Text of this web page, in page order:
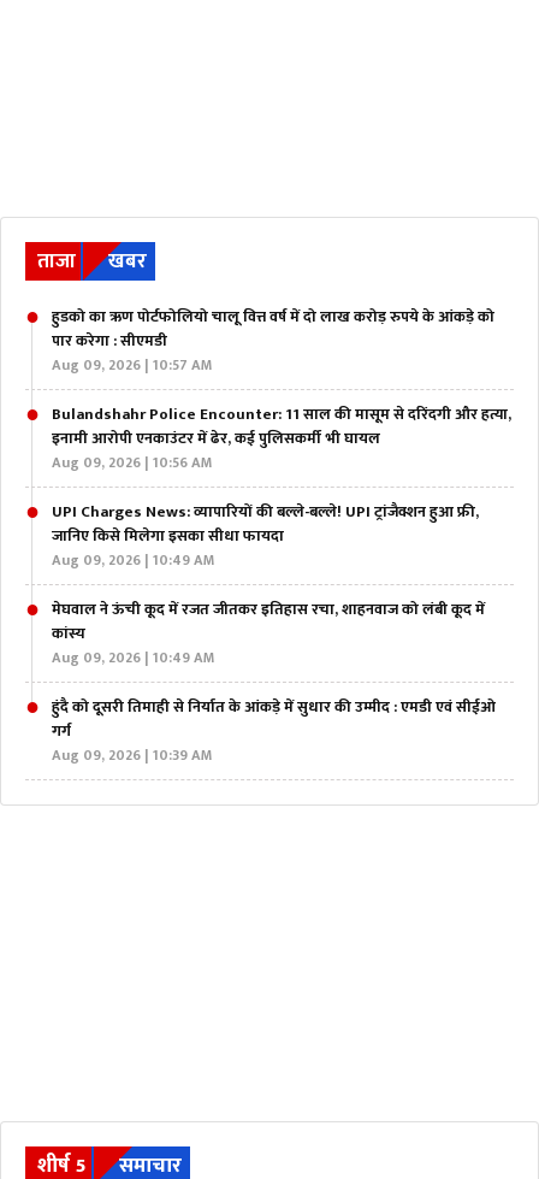
ताजा खबर
हुडको का ऋण पोर्टफोलियो चालू वित्त वर्ष में दो लाख करोड़ रुपये के आंकड़े को
पार करेगा : सीएमडी
Aug 09, 2026 | 10:57 AM
Bulandshahr Police Encounter: 11 साल की मासूम से दरिंदगी और हत्या,
इनामी आरोपी एनकाउंटर में ढेर, कई पुलिसकर्मी भी घायल
Aug 09, 2026 | 10:56 AM
UPI Charges News: व्यापारियों की बल्ले-बल्ले! UPI ट्रांजैक्शन हुआ फ्री,
जानिए किसे मिलेगा इसका सीधा फायदा
Aug 09, 2026 | 10:49 AM
मेघवाल ने ऊंची कूद में रजत जीतकर इतिहास रचा, शाहनवाज को लंबी कूद में
कांस्य
Aug 09, 2026 | 10:49 AM
हुंदै को दूसरी तिमाही से निर्यात के आंकड़े में सुधार की उम्मीद : एमडी एवं सीईओ
गर्ग
Aug 09, 2026 | 10:39 AM
शीर्ष 5 समाचार